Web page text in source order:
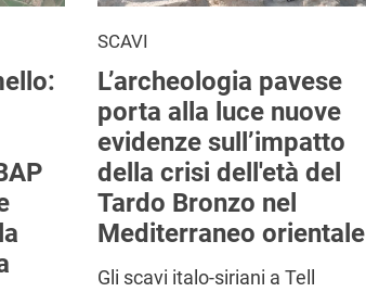
SCAVI
L’archeologia pavese
porta alla luce nuove
evidenze sull’impatto
della crisi dell'età del
Tardo Bronzo nel
Mediterraneo orientale
Gli scavi italo-siriani a Tell